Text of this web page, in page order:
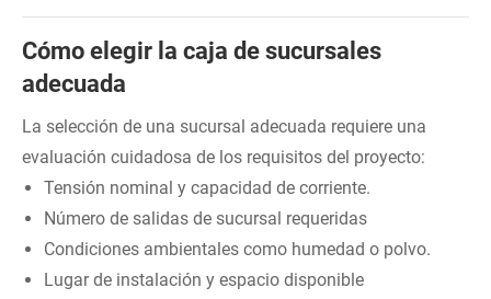
Cómo elegir la caja de sucursales
adecuada
La selección de una sucursal adecuada requiere una
evaluación cuidadosa de los requisitos del proyecto:
Tensión nominal y capacidad de corriente.
Número de salidas de sucursal requeridas
Condiciones ambientales como humedad o polvo.
Lugar de instalación y espacio disponible